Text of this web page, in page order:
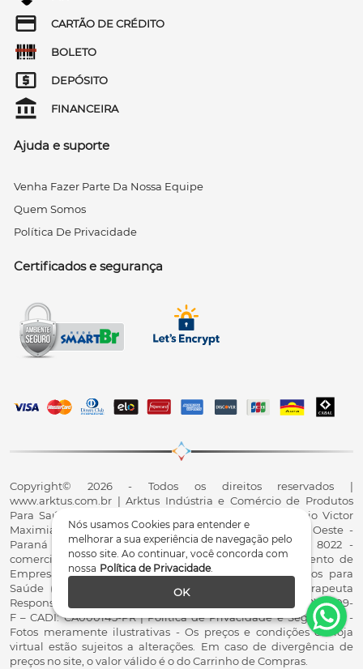
Nós usamos Cookies para entender e
melhorar a sua experiência de navegação pelo
nosso site. Ao continuar, você concorda com
nossa Política de Privacidade.
OK
CARTÃO DE CRÉDITO
BOLETO
DEPÓSITO
FINANCEIRA
Ajuda e suporte
Venha Fazer Parte Da Nossa Equipe
Quem Somos
Política De Privacidade
Certificados e segurança
Copyright© 2026 - Todos os direitos reservados |
www.arktus.com.br | Arktus Indústria e Comércio de Produtos
Para Saúde Ltda | CNPJ: 01.417.367/0001-78 | R. Antônio Victor
Maximiano, 107, Parque Industrial II, Santa Tereza do Oeste -
Paraná - CEP 85825-900 - Fale conosco: 0800 200 8022 -
comercial@arktus.com.br | Autorização de Funcionamento de
Empresa - AFE/ANVISA - Para Fabricação de Produtos para
Saúde (Correlatos): 8.02.844-5 (UX418X102741) - Fisioterapeuta
Responsável Técnico Dr. Alex Fernando Zani - Crefito8(PR): 8409-
F – CADI: CA000145-PR | Política de Privacidade e Segurança -
Fotos meramente ilustrativas - Os preços e condições da loja
virtual estão sujeitos a alterações. Em caso de divergência de
preços no site, o valor válido é o do Carrinho de Compras.